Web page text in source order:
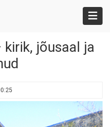
kirik, jõusaal ja